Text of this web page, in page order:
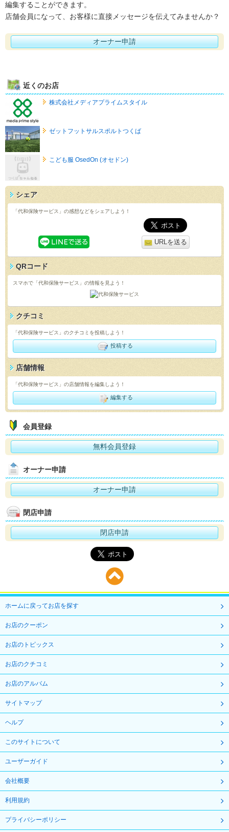
編集することができます。
店舗会員になって、お客様に直接メッセージを伝えてみませんか？
オーナー申請
近くのお店
株式会社メディアプライムスタイル
ゼットフットサルスポルトつくば
こども服 OsedOn (オセドン)
シェア
「代和保険サービス」の感想などをシェアしよう！
URLを送る
QRコード
スマホで「代和保険サービス」の情報を見よう！
クチコミ
「代和保険サービス」のクチコミを投稿しよう！
投稿する
店舗情報
「代和保険サービス」の店舗情報を編集しよう！
編集する
会員登録
無料会員登録
オーナー申請
オーナー申請
閉店申請
閉店申請
ホームに戻ってお店を探す
お店のクーポン
お店のトピックス
お店のクチコミ
お店のアルバム
サイトマップ
ヘルプ
このサイトについて
ユーザーガイド
会社概要
利用規約
プライバシーポリシー